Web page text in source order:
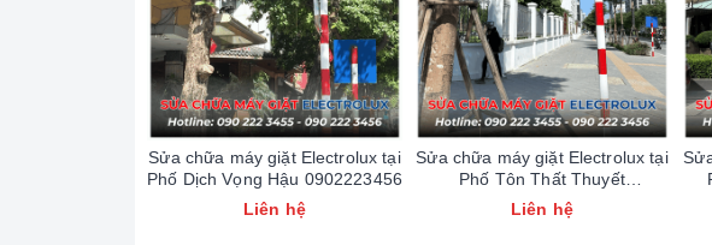
Giữa hàng trăm đơn vị sửa chữa tại Hà Nội,Công ty TNHH Vật Tư
kết vàng:
Kỹ thuật viên giỏi:Thợ được đào tạo bài bản, chuyên sâu về
Linh kiện chính hãng:Cam kết thay thế linh kiện chuẩn 100%, có
Báo giá minh bạch:Kỹ thuật viên kiểm tra, báo giá trước khi làm.
Phục vụ nhanh chóng:Mạng lưới rộng khắp Hà Nội, đặc biệt các
Sửa chữa máy giặt Electrolux tại
Phố Dịch Vọng Hậu 0902223456
Liên hệ
Sửa chữa máy giặt Electrolux tại
Phố Tôn Thất Thuyết
0902223456
Liên hệ